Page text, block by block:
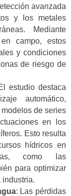
avanzada
y los metales
Mediante
campo, estos
y condiciones
de riesgo de
estudio destaca
automático,
de series
en los
Esto resulta
hídricos en
como las
para optimizar
industria.
: Las pérdidas